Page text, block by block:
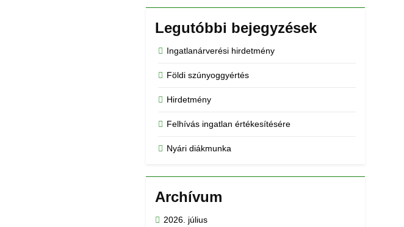
Legutóbbi bejegyzések
Ingatlanárverési hirdetmény
Földi szúnyoggyértés
Hirdetmény
Felhívás ingatlan értékesítésére
Nyári diákmunka
Archívum
2026. július